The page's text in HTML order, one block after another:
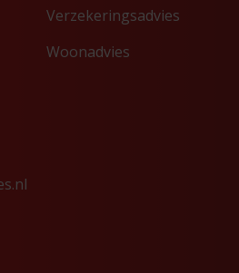
Verzekeringsadvies
Woonadvies